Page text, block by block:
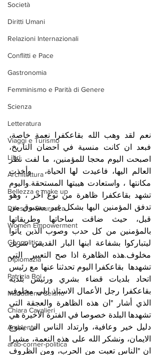
Società
Diritti Umani
Relazioni Internazionali
Conflitti e Pace
Gastronomia
Femminismo e Parità di Genere
Scienza
Letteratura
Viaggi e Turismo
Libri
Architettura
Bellezza e make up
Difesa e Sicurezza
Women Empowerment
Geopolitica
Diplomazia
Patrizia Boi
Maddalena Celano
Chiara Cavalieri
Ambiente
arab-corner-politica
اصبحت اليوم محجا للمؤمنين، ما لفت نظر
تشهد بقاعكفرا ظاهرة من نوع آخر ، وهو
تدفق المؤمنين اليها بشكل غير مسبوق من
ليتباركوا بشفاعة ابنها البار القديس شربل
مخلوف.هذه الظاهرة اذا صح التعبير  التي
اتحاد بلديات قضاء بشري ورئيس بلدية
بقاعكفرا رجل الأعمال الاستاذ ايلي مخلوف
تشهدها البلدة خصوصا في الفترة الأخيرة هي
دليل خير وعافية، وارتداد الناس الى ينبوع